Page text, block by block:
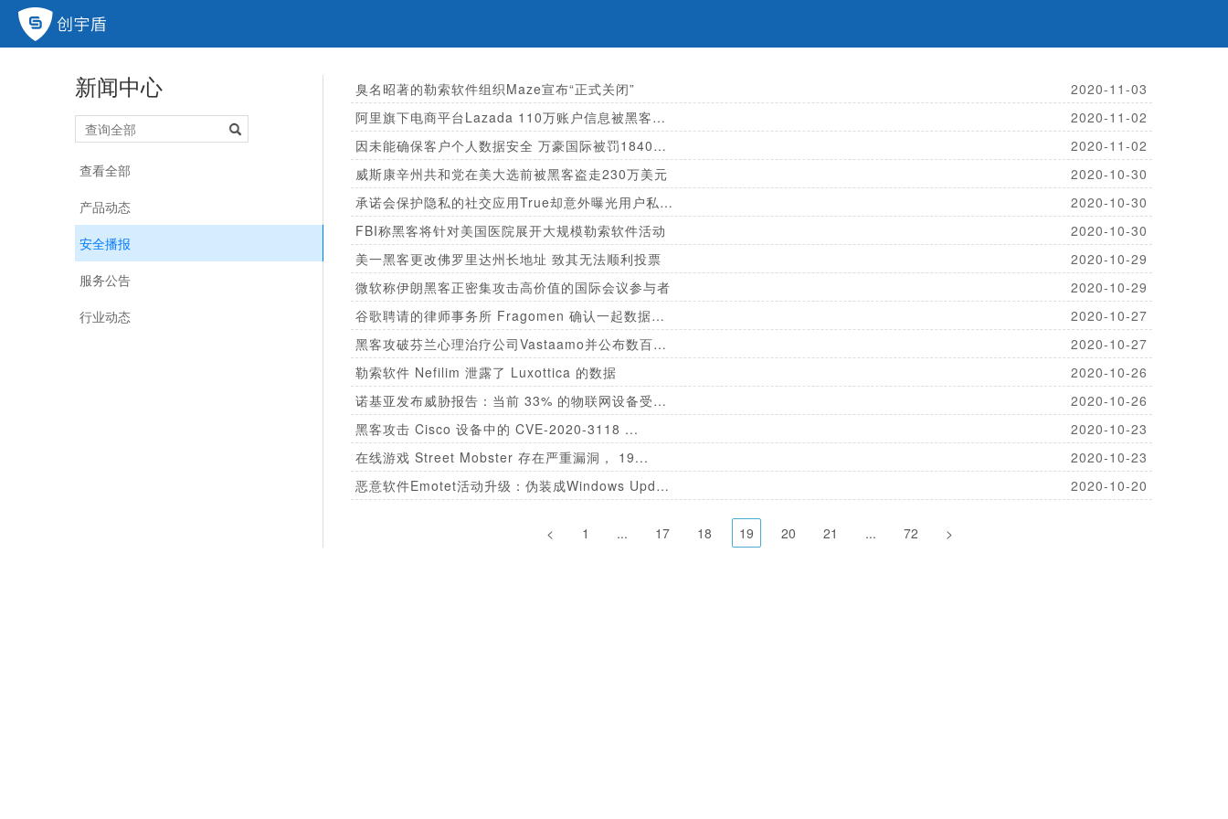
新闻中心
查看全部
产品动态
安全播报
服务公告
行业动态
臭名昭著的勒索软件组织Maze宣布“正式关闭”
2020-11-03
阿里旗下电商平台Lazada 110万账户信息被黑客入侵
2020-11-02
因未能确保客户个人数据安全 万豪国际被罚1840万英镑
2020-11-02
威斯康辛州共和党在美大选前被黑客盗走230万美元
2020-10-30
承诺会保护隐私的社交应用True却意外曝光用户私人数据
2020-10-30
FBI称黑客将针对美国医院展开大规模勒索软件活动
2020-10-30
美一黑客更改佛罗里达州长地址 致其无法顺利投票
2020-10-29
微软称伊朗黑客正密集攻击高价值的国际会议参与者
2020-10-29
谷歌聘请的律师事务所 Fragomen 确认一起数据泄露事件
2020-10-27
黑客攻破芬兰心理治疗公司Vastaamo并公布数百人健康数据
2020-10-27
勒索软件 Nefilim 泄露了 Luxottica 的数据
2020-10-26
诺基亚发布威胁报告：当前 33% 的物联网设备受到感染
2020-10-26
黑客攻击 Cisco 设备中的 CVE-2020-3118 ...
2020-10-23
在线游戏 Street Mobster 存在严重漏洞， 19...
2020-10-23
恶意软件Emotet活动升级：伪装成Windows Upda...
2020-10-20
< 1 ... 17 18 19 20 21 ... 72 >